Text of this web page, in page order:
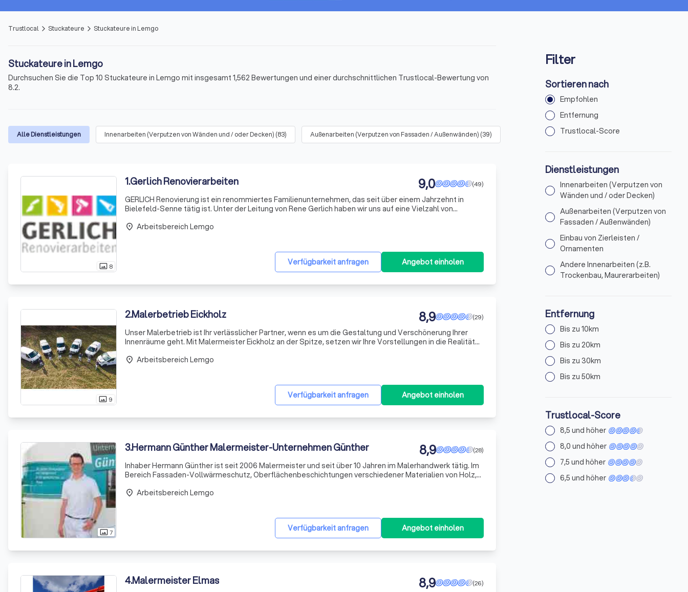
Trustlocal arrow_forward_ios Stuckateure arrow_forward_ios Stuckateure in Lemgo
Stuckateure in Lemgo
Durchsuchen Sie die Top 10 Stuckateure in Lemgo mit insgesamt 1,562 Bewertungen und einer durchschnittlichen Trustlocal-Bewertung von
8.2.
Alle Dienstleistungen Innenarbeiten (Verputzen von Wänden und / oder Decken) (83) Außenarbeiten (Verputzen von Fassaden / Außenwänden) (39) Einbau von Zierleisten / Ornamenten
photo_size_select_actual 8
1.Gerlich Renovierarbeiten (49)
9,0
GERLICH Renovierung ist ein renommiertes Familienunternehmen, das seit über einem Jahrzehnt in
Bielefeld-Senne tätig ist. Unter der Leitung von Rene Gerlich haben wir uns auf eine Vielzahl von
Badsanierungen un
Verfügbarkeit anfragen Angebot einholen
place Arbeitsbereich Lemgo
photo_size_select_actual 9
2.Malerbetrieb Eickholz (29)
8,9
Unser Malerbetrieb ist Ihr verlässlicher Partner, wenn es um die Gestaltung und Verschönerung Ihrer
Innenräume geht. Mit Malermeister Eickholz an der Spitze, setzen wir Ihre Vorstellungen in die Realität
Verfügbarkeit anfragen Angebot einholen
place Arbeitsbereich Lemgo
photo_size_select_actual7
3.Hermann Günther Malermeister-Unternehmen Günther (28)
8,9
Inhaber Hermann Günther ist seit 2006 Malermeister und seit über 10 Jahren im Malerhandwerk tätig. Im
Bereich Fassaden-Vollwärmeschutz, Oberflächenbeschichtungen verschiedener Materialien von Holz,
Verfügbarkeit anfragen Angebot einholen
place Arbeitsbereich Lemgo
4.Malermeister Elmas (26)
8,9
Filter
Sortieren nach
Empfohlen
Entfernung
Trustlocal-Score
Dienstleistungen
Innenarbeiten (Verputzen von
Wänden und / oder Decken)
Außenarbeiten (Verputzen von
Fassaden / Außenwänden)
Einbau von Zierleisten /
Ornamenten
Andere Innenarbeiten (z.B.
Trockenbau, Maurerarbeiten)
Entfernung
Bis zu 10km
Bis zu 20km
Bis zu 30km
Bis zu 50km
Trustlocal-Score
8,5 und höher
8,0 und höher
7,5 und höher
6,5 und höher